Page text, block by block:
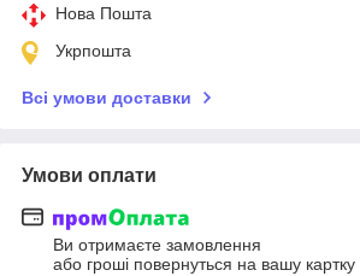
Нова Пошта
Укрпошта
Всі умови доставки
Умови оплати
Ви отримаєте замовлення
або гроші повернуться на вашу картку